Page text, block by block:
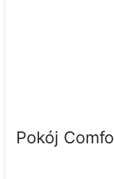
Pokój